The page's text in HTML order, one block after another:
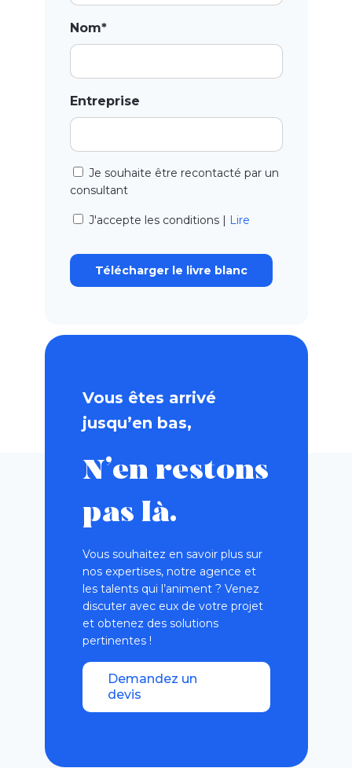
Nom*
Entreprise
Je souhaite être recontacté par un
consultant
J'accepte les conditions | Lire
Vous êtes arrivé
jusqu’en bas,
N’en restons
pas là.
Vous souhaitez en savoir plus sur
nos expertises, notre agence et
les talents qui l’animent ? Venez
discuter avec eux de votre projet
et obtenez des solutions
pertinentes !
Demandez un
devis